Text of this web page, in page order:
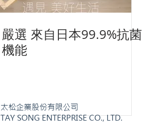
嚴選 來自日本99.9%抗菌
機能
太松企業股份有限公司
TAY SONG ENTERPRISE CO., LTD.